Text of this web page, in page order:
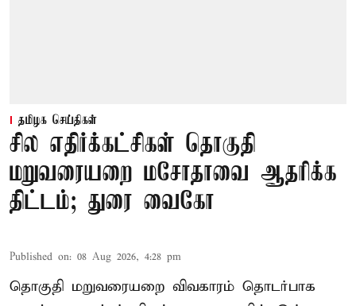
தமிழக செய்திகள்
சில எதிர்க்கட்சிகள் தொகுதி
மறுவரையறை மசோதாவை ஆதரிக்க
திட்டம்; துரை வைகோ
Published on: 08 Aug 2026, 4:28 pm
தொகுதி மறுவரையறை விவகாரம் தொடர்பாக